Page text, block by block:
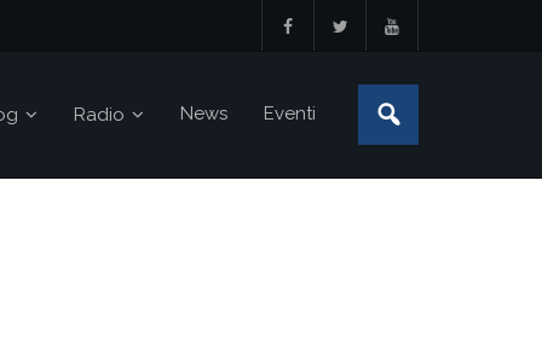
Radio News Eventi